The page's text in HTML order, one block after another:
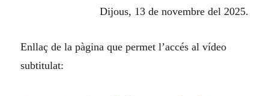
Dijous, 13 de novembre del 2025.
Enllaç de la pàgina que permet l’accés al vídeo
subtitulat: